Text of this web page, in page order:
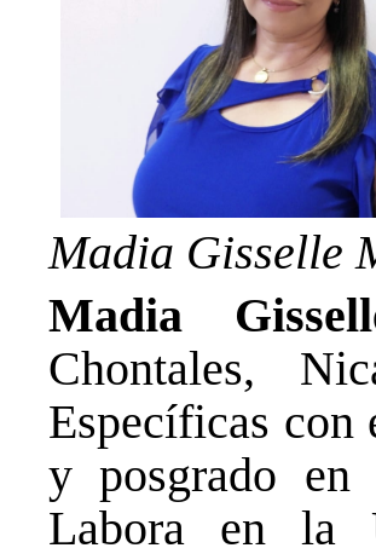
Madia Gisselle
Madia
Chontales,
Específicas con
y posgrado
Labora en la